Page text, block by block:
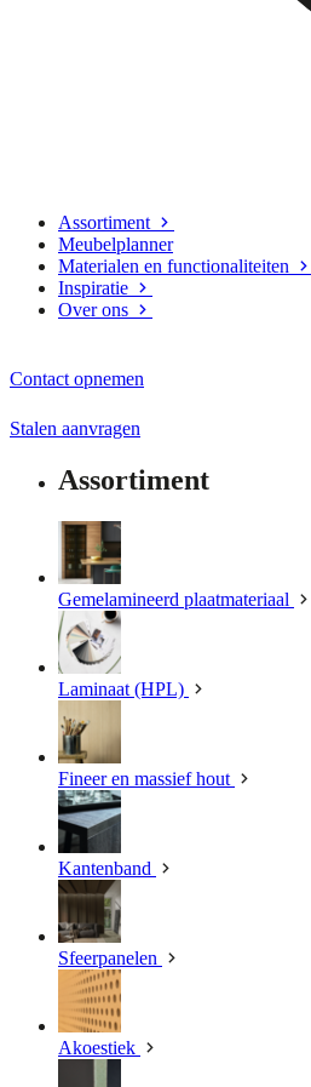
Assortiment
Meubelplanner
Materialen en functionaliteiten
Inspiratie
Over ons
Contact opnemen
Stalen aanvragen
Assortiment
Gemelamineerd plaatmateriaal
Laminaat (HPL)
Fineer en massief hout
Kantenband
Sfeerpanelen
Akoestiek